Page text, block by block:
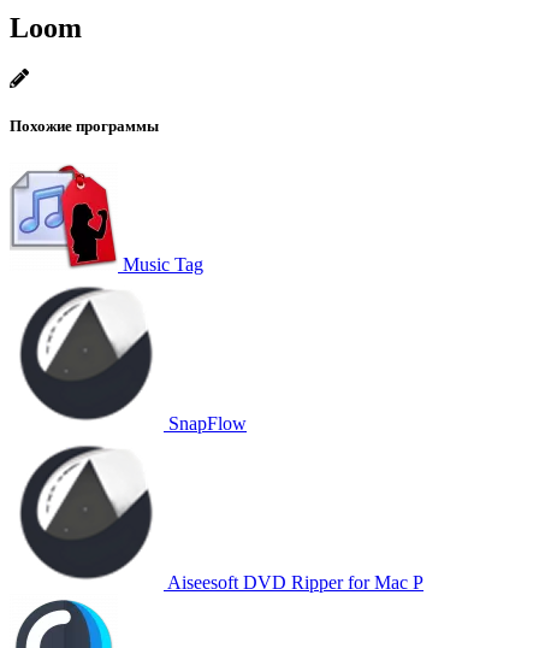
Loom
Похожие программы
Music Tag
SnapFlow
Aiseesoft DVD Ripper for Mac P